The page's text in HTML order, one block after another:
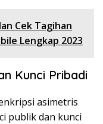
Cek Tagihan
Lengkap 2023
Kunci Pribadi
asimetris
publik dan kunci